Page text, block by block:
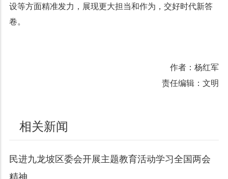
设等方面精准发力，展现更大担当和作为，交好时代新答
卷。
作者：杨红军
责任编辑：文明
相关新闻
民进九龙坡区委会开展主题教育活动学习全国两会
精神